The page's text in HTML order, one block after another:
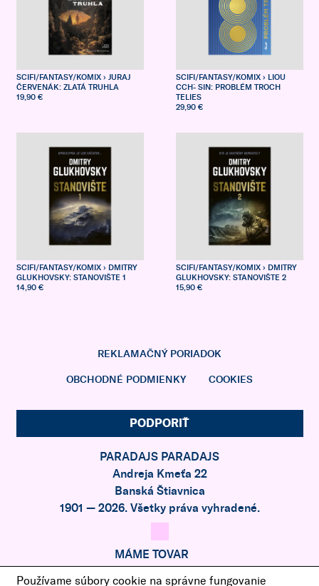
SCIFI/FANTASY/KOMIX› JURAJ
ČERVENÁK: ZLATÁ TRUHLA
19,90 €
SCIFI/FANTASY/KOMIX› LIOU
CCH´- SIN: PROBLÉM TROCH
TELIES
29,90 €
SCIFI/FANTASY/KOMIX› DMITRY
GLUKHOVSKY: STANOVIŠTE 1
14,90 €
SCIFI/FANTASY/KOMIX› DMITRY
GLUKHOVSKY: STANOVIŠTE 2
15,90 €
REKLAMAČNÝ PORIADOK
OBCHODNÉ PODMIENKY COOKIES
PODPORIŤ
PARADAJS PARADAJS
Andreja Kmeťa 22
Banská Štiavnica
1901 — 2026. Všetky práva vyhradené.
MÁME TOVAR
Používame súbory cookie na správne fungovanie